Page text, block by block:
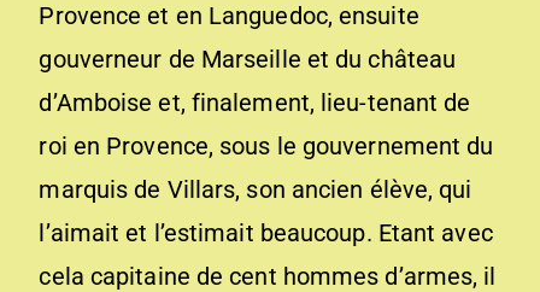
Provence et en Languedoc, ensuite
gouverneur de Marseille et du château
d’Amboise et, finalement, lieu-tenant de
roi en Provence, sous le gouvernement du
marquis de Villars, son ancien élève, qui
l’aimait et l’estimait beaucoup. Etant avec
cela capitaine de cent hommes d’armes, il